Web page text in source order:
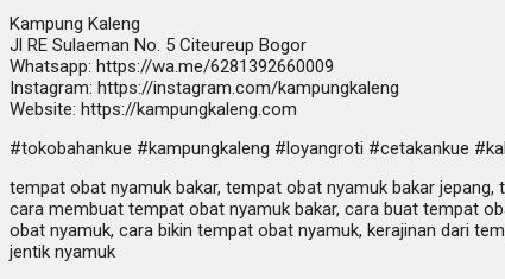
Kampung Kaleng
Jl RE Sulaeman No. 5 Citeureup Bogor
Whatsapp: https://wa.me/6281392660009
Instagram: https://instagram.com/kampungkaleng
Website: https://kampungkaleng.com
#tokobahankue #kampungkaleng #loyangroti #cetakankue
tempat obat nyamuk bakar, tempat obat nyamuk bakar
cara membuat tempat obat nyamuk bakar, cara buat tempat
obat nyamuk, cara bikin tempat obat nyamuk, kerajinan dari
jentik nyamuk